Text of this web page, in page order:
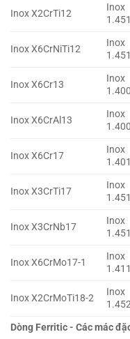
Inox X2CrTi12
Inox
Inox X6CrNiTi12
Inox
Inox X6Cr13
Inox
1.400
Inox X6CrAl13
Inox
Inox X6Cr17
Inox
Inox X3CrTi17
Inox
Inox X3CrNb17
Inox
Inox X6CrMo17-1
Inox
Inox X2CrMoTi18-2
Inox
Dòng Ferritic - Các mác